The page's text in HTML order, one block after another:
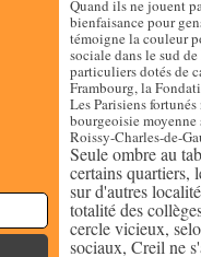
Quand ils ne jouent
bienfaisance pour
témoigne la couleur
sociale dans le sud
particuliers dotés de
Frambourg, la
Les Parisiens
bourgeoisie
Roissy-Charles-de-
Seule ombre au
certains quartiers,
sur d'autres
totalité des
cercle vicieux,
sociaux, Creil ne